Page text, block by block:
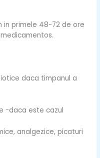
in primele 48-72 de ore
daca timpanul a
-daca este cazul
analgezice, picaturi